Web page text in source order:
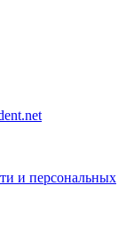
и персональных